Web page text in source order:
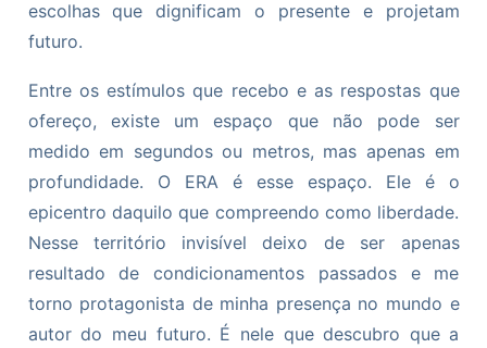
escolhas que dignificam o presente e projetam
futuro.
Entre os estímulos que recebo e as respostas que
ofereço, existe um espaço que não pode ser
medido em segundos ou metros, mas apenas em
profundidade. O ERA é esse espaço. Ele é o
epicentro daquilo que compreendo como liberdade.
Nesse território invisível deixo de ser apenas
resultado de condicionamentos passados e me
torno protagonista de minha presença no mundo e
autor do meu futuro. É nele que descubro que a